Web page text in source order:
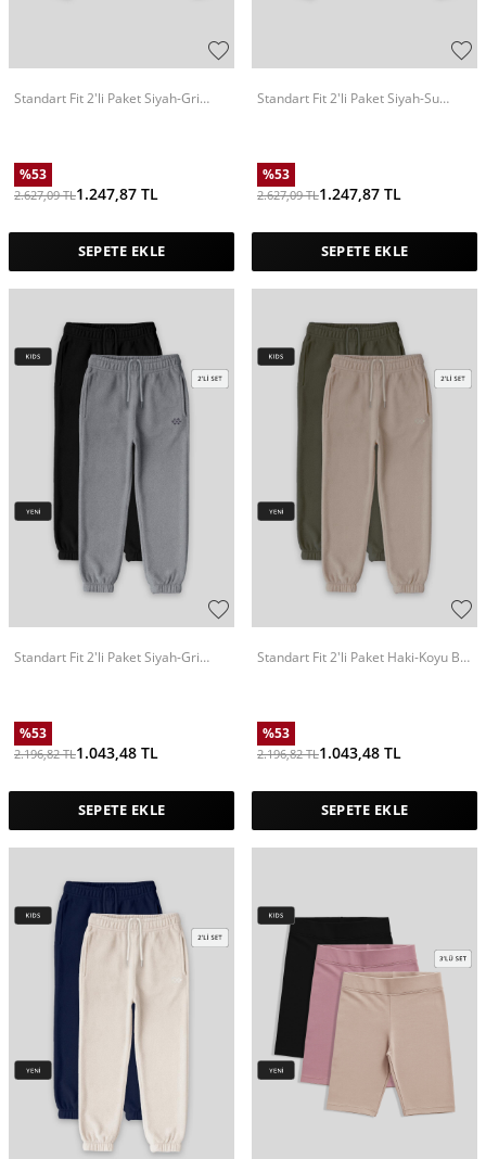
Standart Fit 2'li Paket Siyah-Gri
%53
2.627,09TL1.247,87 TL
SEPETE EKLE
Standart Fit 2'li Paket Siyah-Su
%53
2.627,09TL1.247,87 TL
SEPETE EKLE
Standart Fit 2'li Paket Siyah-Gri
%53
2.196,82TL1.043,48 TL
SEPETE EKLE
Standart Fit 2'li Paket Haki-Koyu Bej
%53
2.196,82TL1.043,48 TL
SEPETE EKLE